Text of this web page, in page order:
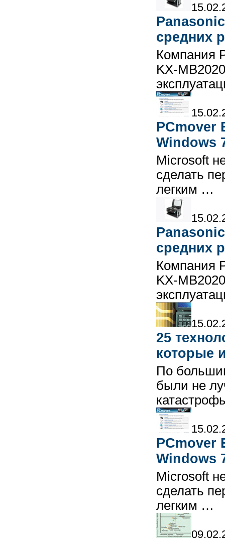
средних
Компания
KX-
PCmover
Windows
Microsoft
сделать
легким …
средних
Компания
KX-
25
которые
По
были не
PCmover
Windows
Microsoft
сделать
легким …